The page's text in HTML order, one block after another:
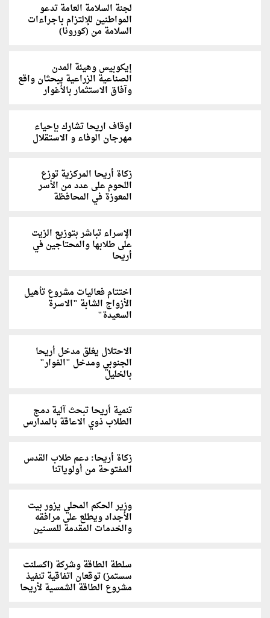
لجنة السلامة العامة تدعو
المواطنين للإلتزام باجراءات
السلامة من (كورونا)
إيكوبيس وهيئة المدن
الصناعية الزراعية يبحثان واقع
وآفاق الاستثمار بالأغوار
اوقاف اريحا تشارك بإحياء
مهرجان الوفاء و الاستقلال
زكاة أريحا المركزية توزع
اللحوم على عدد من الأسر
المعوزة في المحافظة
الإسراء تباشر بتوزيع الزيت
على طلابها والمحتاجين في
أريحا
اختتام فعاليات مشروع تأهيل
الأزواج الشابة "الاسرة
السعيدة"
الاحتلال يغلق مدخل أريحا
الجنوبي ومدخل "الفوار"
بالخليل
تنمية أريحا تبحث آلية دمج
الطلاب ذوي الاعاقة بالمدارس
زكاة أريحا: دعم طلاب القدس
المفتوحة من أولوياتنا
وزير الحكم المحلي يزور بيت
الأجداد ويطلع على مرافقه
والخدمات المقدمة للمسنين
سلطة الطاقة وشركة (اكسلنت
سستمز) توقعان اتفاقية تنفيذ
مشروع الطاقة الشمسية لأريحا